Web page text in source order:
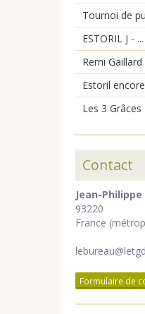
Tournoi de
ESTORIL J - ...
Remi
Estoril encore
Les 3 Grâces
Contact
Jean-
93220
France
Formulaire de